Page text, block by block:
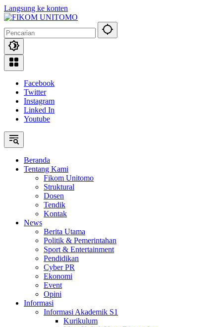
Langsung ke konten
Facebook
Twitter
Instagram
Linked In
Youtube
Beranda
Tentang Kami
Fikom Unitomo
Struktural
Dosen
Tendik
Kontak
News
Berita Utama
Politik & Pemerintahan
Sport & Entertainment
Pendidikan
Cyber PR
Ekonomi
Event
Opini
Informasi
Informasi Akademik S1
Kurikulum